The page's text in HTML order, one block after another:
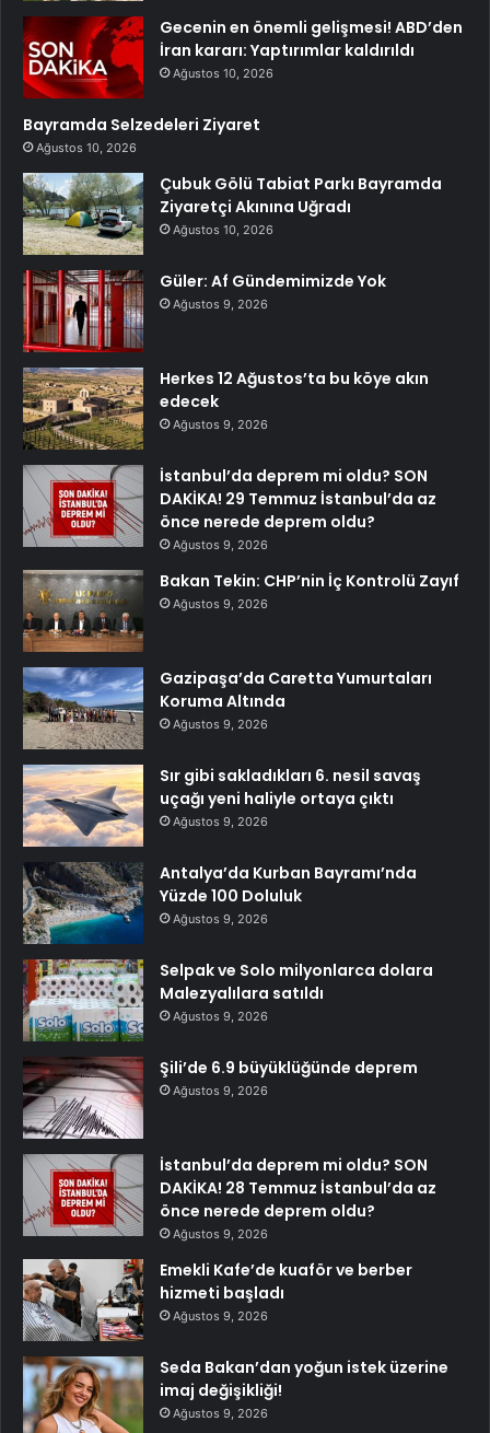
Gecenin en önemli gelişmesi! ABD’den
İran kararı: Yaptırımlar kaldırıldı
Ağustos 10, 2026
Bayramda Selzedeleri Ziyaret
Ağustos 10, 2026
Çubuk Gölü Tabiat Parkı Bayramda
Ziyaretçi Akınına Uğradı
Ağustos 10, 2026
Güler: Af Gündemimizde Yok
Ağustos 9, 2026
Herkes 12 Ağustos’ta bu köye akın
edecek
Ağustos 9, 2026
İstanbul’da deprem mi oldu? SON
DAKİKA! 29 Temmuz İstanbul’da az
önce nerede deprem oldu?
Ağustos 9, 2026
Bakan Tekin: CHP’nin İç Kontrolü Zayıf
Ağustos 9, 2026
Gazipaşa’da Caretta Yumurtaları
Koruma Altında
Ağustos 9, 2026
Sır gibi sakladıkları 6. nesil savaş
uçağı yeni haliyle ortaya çıktı
Ağustos 9, 2026
Antalya’da Kurban Bayramı’nda
Yüzde 100 Doluluk
Ağustos 9, 2026
Selpak ve Solo milyonlarca dolara
Malezyalılara satıldı
Ağustos 9, 2026
Şili’de 6.9 büyüklüğünde deprem
Ağustos 9, 2026
İstanbul’da deprem mi oldu? SON
DAKİKA! 28 Temmuz İstanbul’da az
önce nerede deprem oldu?
Ağustos 9, 2026
Emekli Kafe’de kuaför ve berber
hizmeti başladı
Ağustos 9, 2026
Seda Bakan’dan yoğun istek üzerine
imaj değişikliği!
Ağustos 9, 2026